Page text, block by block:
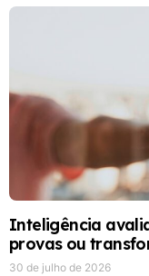
Inteligência
provas ou
30 de julho de 2026